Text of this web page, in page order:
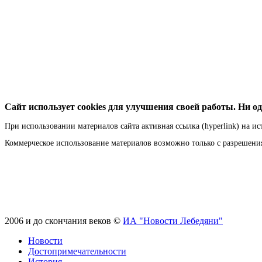
Сайт использует cookies для улучшения своей работы. Ни
При использовании материалов сайта активная ссылка (hyperlink) на
Коммерческое использование материалов возможно только с
2006 и до скончания веков © ИА "Новости Лебедяни"
Новости
Достопримечательности